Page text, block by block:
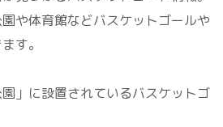
や体育館などバスケットゴールや
す。
」に設置されているバスケットゴ